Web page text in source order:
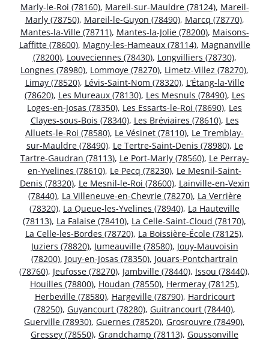
Marly-le-Roi (78160), Mareil-sur-Mauldre (78124), Mareil-
Marly (78750), Mareil-le-Guyon (78490), Marcq (78770),
Mantes-la-Ville (78711), Mantes-la-Jolie (78200), Maisons-
Laffitte (78600), Magny-les-Hameaux (78114), Magnanville
(78200), Louveciennes (78430), Longvilliers (78730),
Longnes (78980), Lommoye (78270), Limetz-Villez (78270),
Limay (78520), Lévis-Saint-Nom (78320), L’Étang-la-Ville
(78620), Les Mureaux (78130), Les Mesnuls (78490), Les
Loges-en-Josas (78350), Les Essarts-le-Roi (78690), Les
Clayes-sous-Bois (78340), Les Bréviaires (78610), Les
Alluets-le-Roi (78580), Le Vésinet (78110), Le Tremblay-
sur-Mauldre (78490), Le Tertre-Saint-Denis (78980), Le
Tartre-Gaudran (78113), Le Port-Marly (78560), Le Perray-
en-Yvelines (78610), Le Pecq (78230), Le Mesnil-Saint-
Denis (78320), Le Mesnil-le-Roi (78600), Lainville-en-Vexin
(78440), La Villeneuve-en-Chevrie (78270), La Verrière
(78320), La Queue-les-Yvelines (78940), La Hauteville
(78113), La Falaise (78410), La Celle-Saint-Cloud (78170),
La Celle-les-Bordes (78720), La Boissière-École (78125),
Juziers (78820), Jumeauville (78580), Jouy-Mauvoisin
(78200), Jouy-en-Josas (78350), Jouars-Pontchartrain
(78760), Jeufosse (78270), Jambville (78440), Issou (78440),
Houilles (78800), Houdan (78550), Hermeray (78125),
Herbeville (78580), Hargeville (78790), Hardricourt
(78250), Guyancourt (78280), Guitrancourt (78440),
Guerville (78930), Guernes (78520), Grosrouvre (78490),
Gressey (78550), Grandchamp (78113), Goussonville